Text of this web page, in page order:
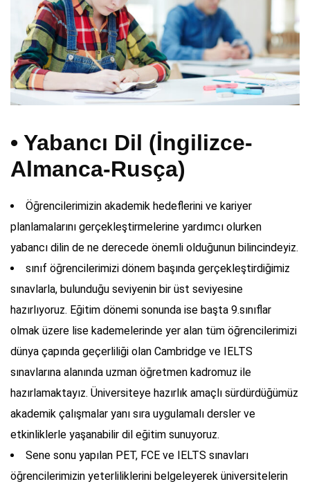
• Yabancı Dil (İngilizce-
Almanca-Rusça)
Öğrencilerimizin akademik hedeflerini ve kariyer
planlamalarını gerçekleştirmelerine yardımcı olurken
yabancı dilin de ne derecede önemli olduğunun bilincindeyiz.
sınıf öğrencilerimizi dönem başında gerçekleştirdiğimiz
sınavlarla, bulunduğu seviyenin bir üst seviyesine
hazırlıyoruz. Eğitim dönemi sonunda ise başta 9.sınıflar
olmak üzere lise kademelerinde yer alan tüm öğrencilerimizi
dünya çapında geçerliliği olan Cambridge ve IELTS
sınavlarına alanında uzman öğretmen kadromuz ile
hazırlamaktayız. Üniversiteye hazırlık amaçlı sürdürdüğümüz
akademik çalışmalar yanı sıra uygulamalı dersler ve
etkinliklerle yaşanabilir dil eğitim sunuyoruz.
Sene sonu yapılan PET, FCE ve IELTS sınavları
öğrencilerimizin yeterliliklerini belgeleyerek üniversitelerin